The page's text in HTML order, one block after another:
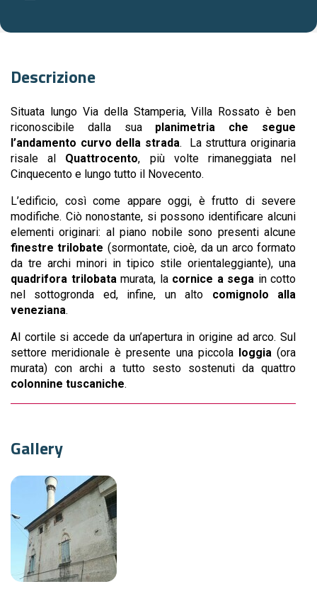
Descrizione
Situata lungo Via della Stamperia, Villa Rossato è ben
riconoscibile dalla sua planimetria che segue
l’andamento curvo della strada. La struttura originaria
risale al Quattrocento, più volte rimaneggiata nel
Cinquecento e lungo tutto il Novecento.
L’edificio, così come appare oggi, è frutto di severe
modifiche. Ciò nonostante, si possono identificare alcuni
elementi originari: al piano nobile sono presenti alcune
finestre trilobate (sormontate, cioè, da un arco formato
da tre archi minori in tipico stile orientaleggiante), una
quadrifora trilobatamurata, la cornice a sega in cotto
nel sottogronda ed, infine, un alto comignolo alla
veneziana.
Al cortile si accede da un’apertura in origine ad arco. Sul
settore meridionale è presente una piccola loggia(ora
murata) con archi a tutto sesto sostenuti da quattro
colonnine tuscaniche.
Gallery